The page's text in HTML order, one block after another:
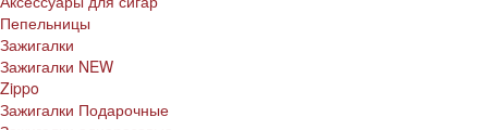
Пепельницы
Зажигалки
Зажигалки NEW
Zippo
Зажигалки Подарочные